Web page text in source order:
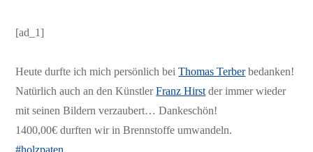
[ad_1]
Heute durfte ich mich persönlich beiThomas Terberbedanken!
Natürlich auch an den KünstlerFranz Hirst der immer wieder
mit seinen Bildern verzaubert… Dankeschön!
1400,00€ durften wir in Brennstoffe umwandeln.
#holzpaten